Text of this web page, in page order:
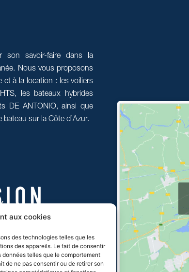
aux cookies
des technologies telles que les
des appareils. Le fait de consentir
telles que le comportement
de ne pas consentir ou de retirer son
son savoir-faire dans la
Nous vous proposons
et à la location : les voiliers
les bateaux hybrides
DE ANTONIO, ainsi que
bateau sur la Côte d’Azur.